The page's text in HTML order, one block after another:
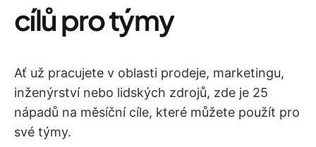
cílů pro týmy
Ať už pracujete v oblasti prodeje, marketingu,
inženýrství nebo lidských zdrojů, zde je 25
nápadů na měsíční cíle, které můžete použít pro
své týmy.